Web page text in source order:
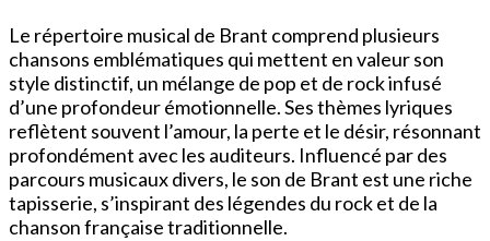
Le répertoire musical de Brant comprend plusieurs
chansons emblématiques qui mettent en valeur son
style distinctif, un mélange de pop et de rock infusé
d’une profondeur émotionnelle. Ses thèmes lyriques
reflètent souvent l’amour, la perte et le désir, résonnant
profondément avec les auditeurs. Influencé par des
parcours musicaux divers, le son de Brant est une riche
tapisserie, s’inspirant des légendes du rock et de la
chanson française traditionnelle.